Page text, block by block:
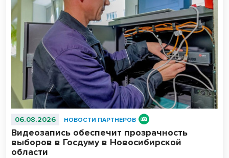
06.08.2026 НОВОСТИ ПАРТНЕРОВ
Видеозапись обеспечит прозрачность
выборов в Госдуму в Новосибирской
области